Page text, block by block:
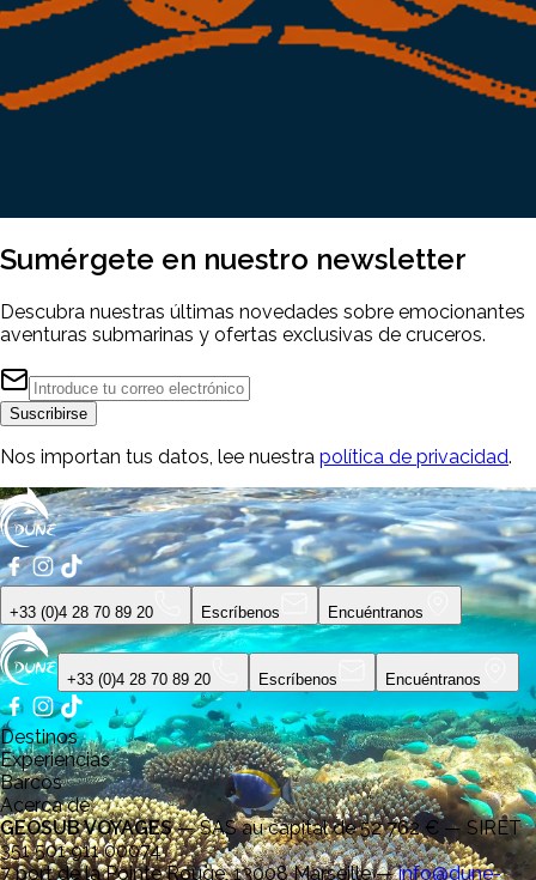
Sumérgete en nuestro newsletter
Descubra nuestras últimas novedades sobre emocionantes
aventuras submarinas y ofertas exclusivas de cruceros.
Suscribirse
Nos importan tus datos, lee nuestra política de privacidad.
+33 (0)4 28 70 89 20 Escríbenos Encuéntranos
+33 (0)4 28 70 89 20 Escríbenos Encuéntranos
Destinos
Experiencias
Barcos
Acerca de
GEOSUB VOYAGES—SAS au capital de 52 762 € — SIRET
351 501 911 00074
7 port de la Pointe Rouge, 13008 Marseille—info@dune-